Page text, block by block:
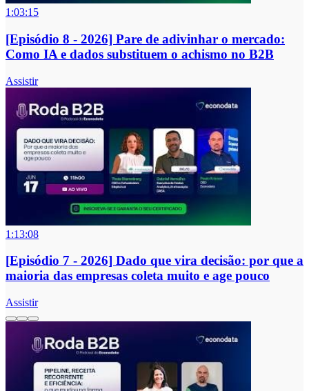
1:03:15
[Episódio 8 - 2026] Pare de adivinhar o mercado:
Como IA e dados substituem o achismo no B2B
Assistir
1:13:08
[Episódio 7 - 2026] Dado que vira decisão: por que a
maioria das empresas coleta muito e age pouco
Assistir